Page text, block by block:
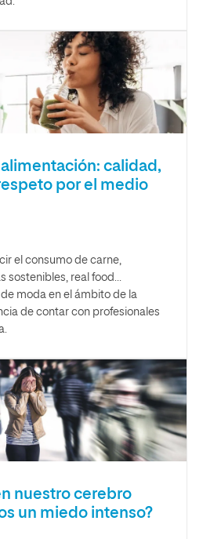
calidad,
por el medio
el consumo de carne,
sostenibles, real food…
moda en el ámbito de la
de contar con profesionales
nuestro cerebro
un miedo intenso?